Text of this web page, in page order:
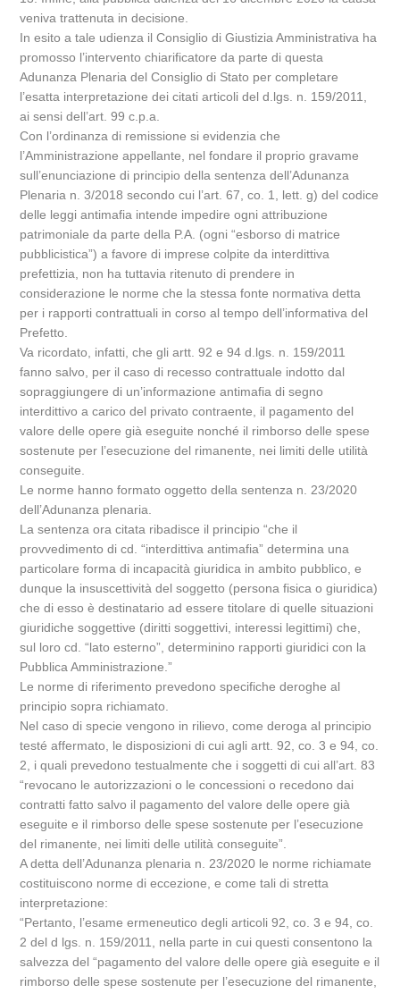
veniva trattenuta in decisione.
In esito a tale udienza il Consiglio di Giustizia Amministrativa ha
promosso l’intervento chiarificatore da parte di questa
Adunanza Plenaria del Consiglio di Stato per completare
l’esatta interpretazione dei citati articoli del d.lgs. n. 159/2011,
ai sensi dell’art. 99 c.p.a.
Con l’ordinanza di remissione si evidenzia che
l’Amministrazione appellante, nel fondare il proprio gravame
sull’enunciazione di principio della sentenza dell’Adunanza
Plenaria n. 3/2018 secondo cui l’art. 67, co. 1, lett. g) del codice
delle leggi antimafia intende impedire ogni attribuzione
patrimoniale da parte della P.A. (ogni “esborso di matrice
pubblicistica”) a favore di imprese colpite da interdittiva
prefettizia, non ha tuttavia ritenuto di prendere in
considerazione le norme che la stessa fonte normativa detta
per i rapporti contrattuali in corso al tempo dell’informativa del
Prefetto.
Va ricordato, infatti, che gli artt. 92 e 94 d.lgs. n. 159/2011
fanno salvo, per il caso di recesso contrattuale indotto dal
sopraggiungere di un’informazione antimafia di segno
interdittivo a carico del privato contraente, il pagamento del
valore delle opere già eseguite nonché il rimborso delle spese
sostenute per l’esecuzione del rimanente, nei limiti delle utilità
conseguite.
Le norme hanno formato oggetto della sentenza n. 23/2020
dell’Adunanza plenaria.
La sentenza ora citata ribadisce il principio “che il
provvedimento di cd. “interdittiva antimafia” determina una
particolare forma di incapacità giuridica in ambito pubblico, e
dunque la insuscettività del soggetto (persona fisica o giuridica)
che di esso è destinatario ad essere titolare di quelle situazioni
giuridiche soggettive (diritti soggettivi, interessi legittimi) che,
sul loro cd. “lato esterno”, determinino rapporti giuridici con la
Pubblica Amministrazione.”
Le norme di riferimento prevedono specifiche deroghe al
principio sopra richiamato.
Nel caso di specie vengono in rilievo, come deroga al principio
testé affermato, le disposizioni di cui agli artt. 92, co. 3 e 94, co.
2, i quali prevedono testualmente che i soggetti di cui all’art. 83
“revocano le autorizzazioni o le concessioni o recedono dai
contratti fatto salvo il pagamento del valore delle opere già
eseguite e il rimborso delle spese sostenute per l’esecuzione
del rimanente, nei limiti delle utilità conseguite”.
A detta dell’Adunanza plenaria n. 23/2020 le norme richiamate
costituiscono norme di eccezione, e come tali di stretta
interpretazione:
“Pertanto, l’esame ermeneutico degli articoli 92, co. 3 e 94, co.
2 del d lgs. n. 159/2011, nella parte in cui questi consentono la
salvezza del “pagamento del valore delle opere già eseguite e il
rimborso delle spese sostenute per l’esecuzione del rimanente,